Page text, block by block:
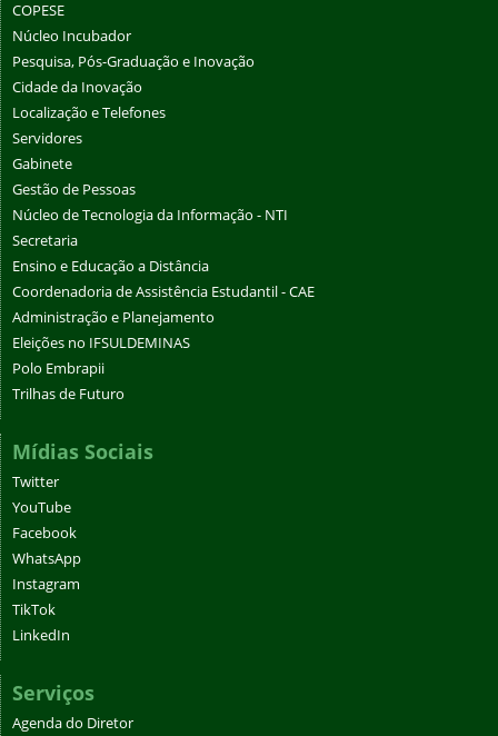
COPESE
Núcleo Incubador
Pesquisa, Pós-Graduação e Inovação
Cidade da Inovação
Localização e Telefones
Servidores
Gabinete
Gestão de Pessoas
Núcleo de Tecnologia da Informação - NTI
Secretaria
Ensino e Educação a Distância
Coordenadoria de Assistência Estudantil - CAE
Administração e Planejamento
Eleições no IFSULDEMINAS
Polo Embrapii
Trilhas de Futuro
Mídias Sociais
Twitter
YouTube
Facebook
WhatsApp
Instagram
TikTok
LinkedIn
Serviços
Agenda do Diretor